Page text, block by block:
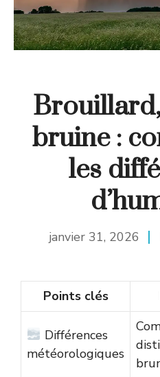
bruine :
les
janvier 31, 2026
Points clés
Différences
météorologiques